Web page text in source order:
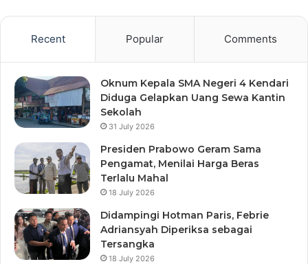
Recent Popular Comments
Oknum Kepala SMA Negeri 4 Kendari
Diduga Gelapkan Uang Sewa Kantin
Sekolah
31 July 2026
Presiden Prabowo Geram Sama
Pengamat, Menilai Harga Beras
Terlalu Mahal
18 July 2026
Didampingi Hotman Paris, Febrie
Adriansyah Diperiksa sebagai
Tersangka
18 July 2026